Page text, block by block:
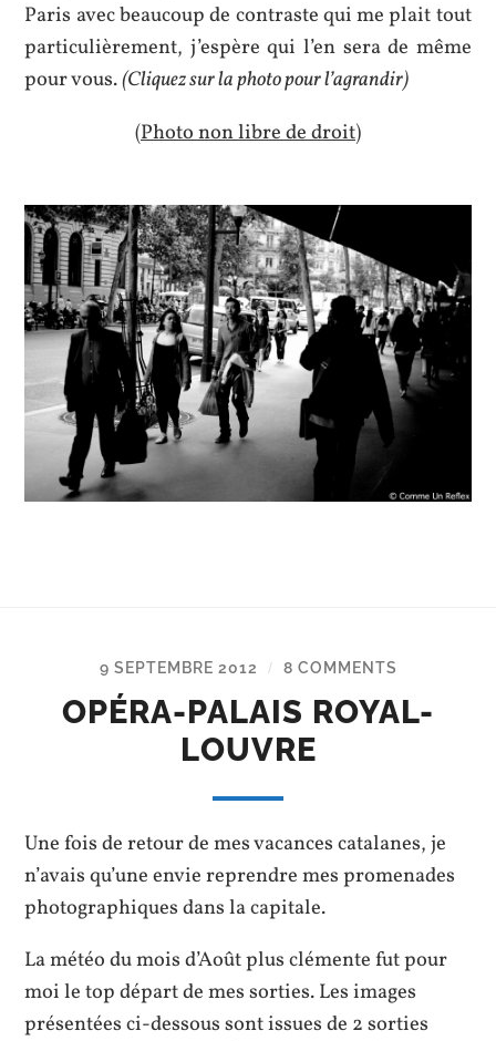
Paris avec beaucoup de contraste qui me plait tout
particulièrement, j’espère qui l’en sera de même
pour vous.(Cliquez sur la photo pour l’agrandir)
(Photo non libre de droit)
9 SEPTEMBRE 2012 / 8 COMMENTS
OPÉRA-PALAIS ROYAL-
LOUVRE
Une fois de retour de mes vacances catalanes, je
n’avais qu’une envie reprendre mes promenades
photographiques dans la capitale.
La météo du mois d’Août plus clémente fut pour
moi le top départ de mes sorties. Les images
présentées ci-dessous sont issues de 2 sorties